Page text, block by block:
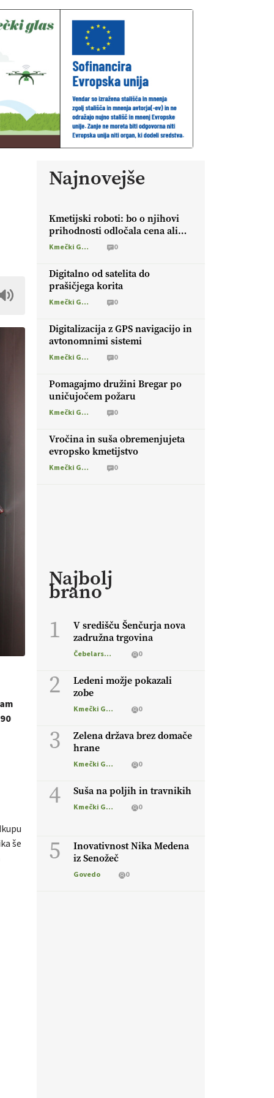
še
Najnovejše
Kmetijski roboti: bo o njihovi
prihodnosti odločala cena ali
prednosti za kmetijo?
Kmečki Glas 0
Digitalno od satelita do
prašičjega korita
Kmečki Glas 0
Digitalizacija z GPS navigacijo in
avtonomnimi sistemi
Kmečki Glas 0
Pomagajmo družini Bregar po
uničujočem požaru
Kmečki Glas 0
Vročina in suša obremenjujeta
evropsko kmetijstvo
Kmečki Glas 0
Najbolj
brano
1
V središču Šenčurja nova
zadružna trgovina
Čebelarstvo 0
2
Ledeni možje pokazali
zobe
Kmečki Glas 0
3
Zelena država brez domače
hrane
Kmečki Glas 0
4 Suša na poljih in travnikih
Kmečki Glas 0
5
Inovativnost Nika Medena
iz Senožeč
Govedo 0